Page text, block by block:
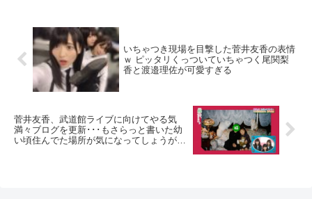
いちゃつき現場を目撃した菅井友香の表情
ｗ ピッタリくっついていちゃつく尾関梨
香と渡邉理佐が可愛すぎる
菅井友香、武道館ライブに向けてやる気
満々ブログを更新･･･もさらっと書いた幼
い頃住んでた場所が気になってしょうがな